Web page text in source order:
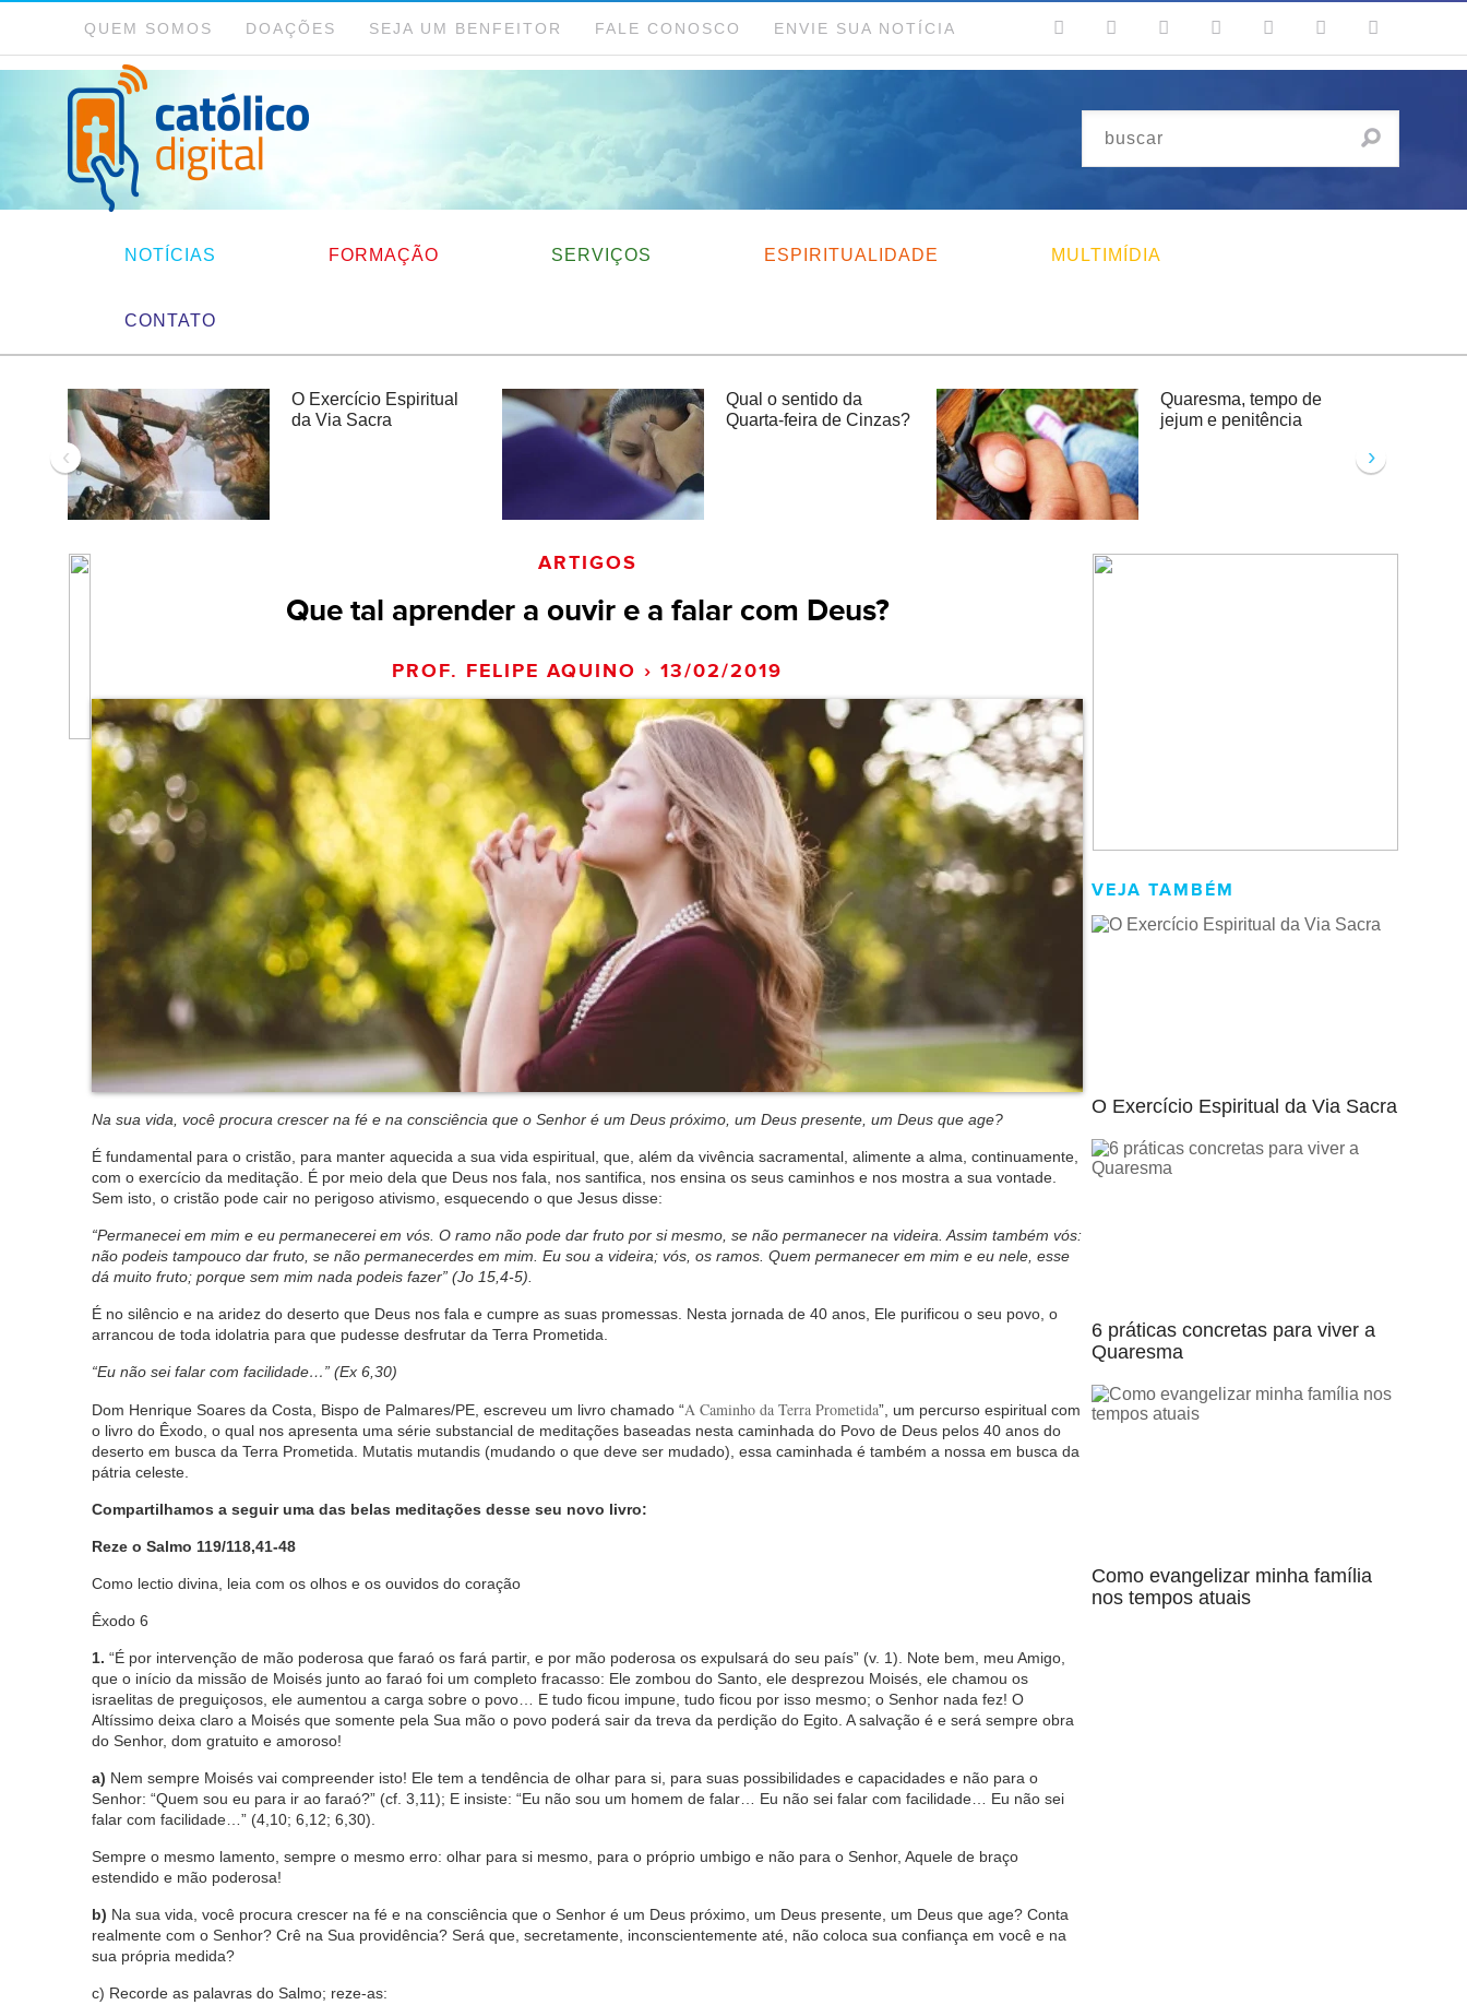
QUEM SOMOS DOAÇÕES SEJA UM BENFEITOR FALE CONOSCO ENVIE SUA NOTÍCIA
NOTÍCIAS FORMAÇÃO SERVIÇOS ESPIRITUALIDADE MULTIMÍDIA
CONTATO
O Exercício Espiritual
da Via Sacra
Qual o sentido da
Quarta-feira de Cinzas?
Quaresma, tempo de
jejum e penitência
‹ ›
ARTIGOS
Que tal aprender a ouvir e a falar com Deus?
PROF. FELIPE AQUINO › 13/02/2019
Na sua vida, você procura crescer na fé e na consciência que o Senhor é um Deus próximo, um Deus presente, um Deus que age?
É fundamental para o cristão, para manter aquecida a sua vida espiritual, que, além da vivência sacramental, alimente a alma, continuamente,
com o exercício da meditação. É por meio dela que Deus nos fala, nos santifica, nos ensina os seus caminhos e nos mostra a sua vontade.
Sem isto, o cristão pode cair no perigoso ativismo, esquecendo o que Jesus disse:
“Permanecei em mim e eu permanecerei em vós. O ramo não pode dar fruto por si mesmo, se não permanecer na videira. Assim também vós:
não podeis tampouco dar fruto, se não permanecerdes em mim. Eu sou a videira; vós, os ramos. Quem permanecer em mim e eu nele, esse
dá muito fruto; porque sem mim nada podeis fazer” (Jo 15,4-5).
É no silêncio e na aridez do deserto que Deus nos fala e cumpre as suas promessas. Nesta jornada de 40 anos, Ele purificou o seu povo, o
arrancou de toda idolatria para que pudesse desfrutar da Terra Prometida.
“Eu não sei falar com facilidade…” (Ex 6,30)
Dom Henrique Soares da Costa, Bispo de Palmares/PE, escreveu um livro chamado “A Caminho da Terra Prometida”, um percurso espiritual com
o livro do Êxodo, o qual nos apresenta uma série substancial de meditações baseadas nesta caminhada do Povo de Deus pelos 40 anos do
deserto em busca da Terra Prometida. Mutatis mutandis (mudando o que deve ser mudado), essa caminhada é também a nossa em busca da
pátria celeste.
Compartilhamos a seguir uma das belas meditações desse seu novo livro:
Reze o Salmo 119/118,41-48
Como lectio divina, leia com os olhos e os ouvidos do coração
Êxodo 6
1. “É por intervenção de mão poderosa que faraó os fará partir, e por mão poderosa os expulsará do seu país” (v. 1). Note bem, meu Amigo,
que o início da missão de Moisés junto ao faraó foi um completo fracasso: Ele zombou do Santo, ele desprezou Moisés, ele chamou os
israelitas de preguiçosos, ele aumentou a carga sobre o povo… E tudo ficou impune, tudo ficou por isso mesmo; o Senhor nada fez! O
Altíssimo deixa claro a Moisés que somente pela Sua mão o povo poderá sair da treva da perdição do Egito. A salvação é e será sempre obra
do Senhor, dom gratuito e amoroso!
a) Nem sempre Moisés vai compreender isto! Ele tem a tendência de olhar para si, para suas possibilidades e capacidades e não para o
Senhor: “Quem sou eu para ir ao faraó?” (cf. 3,11); E insiste: “Eu não sou um homem de falar… Eu não sei falar com facilidade… Eu não sei
falar com facilidade…” (4,10; 6,12; 6,30).
Sempre o mesmo lamento, sempre o mesmo erro: olhar para si mesmo, para o próprio umbigo e não para o Senhor, Aquele de braço
estendido e mão poderosa!
b) Na sua vida, você procura crescer na fé e na consciência que o Senhor é um Deus próximo, um Deus presente, um Deus que age? Conta
realmente com o Senhor? Crê na Sua providência? Será que, secretamente, inconscientemente até, não coloca sua confiança em você e na
sua própria medida?
c) Recorde as palavras do Salmo; reze-as:
VEJA TAMBÉM
O Exercício Espiritual da Via Sacra
6 práticas concretas para viver a
Quaresma
Como evangelizar minha família
nos tempos atuais